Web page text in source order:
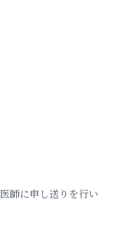
師に申し送りを行い